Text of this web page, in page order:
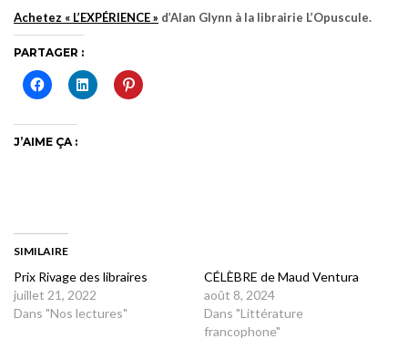
Achetez « L’EXPÉRIENCE » d’Alan Glynn à la librairie L’Opuscule.
PARTAGER :
J’AIME ÇA :
SIMILAIRE
Prix Rivage des libraires
juillet 21, 2022
Dans "Nos lectures"
CÉLÈBRE de Maud Ventura
août 8, 2024
Dans "Littérature
francophone"